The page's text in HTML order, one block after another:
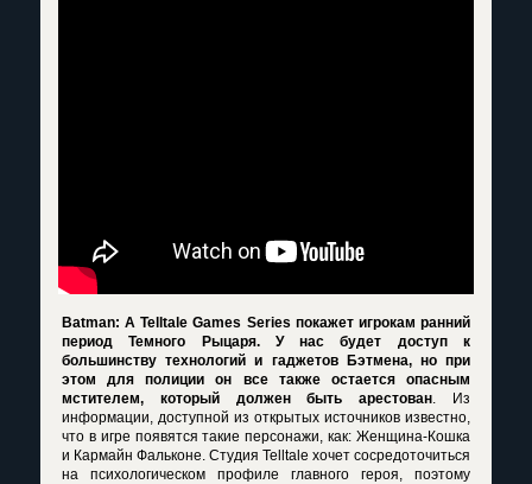
Batman: A Telltale Games Series покажет игрокам ранний
период Темного Рыцаря. У нас будет доступ к
большинству технологий и гаджетов Бэтмена, но при
этом для полиции он все также остается опасным
мстителем, который должен быть арестован. Из
информации, доступной из открытых источников известно,
что в игре появятся такие персонажи, как: Женщина-Кошка
и Кармайн Фальконе. Студия Telltale хочет сосредоточиться
на психологическом профиле главного героя, поэтому